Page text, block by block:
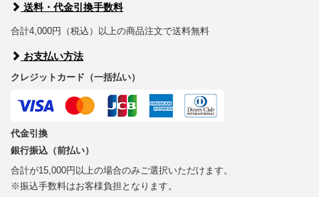
送料・代金引換手数料
合計4,000円（税込）以上の商品注文で送料無料
お支払い方法
クレジットカード（一括払い）
代金引換
銀行振込（前払い）
合計が15,000円以上の場合のみご選択いただけます。
※振込手数料はお客様負担となります。